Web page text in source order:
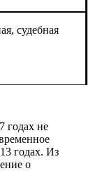
судебная
годах не
годах. Из
о